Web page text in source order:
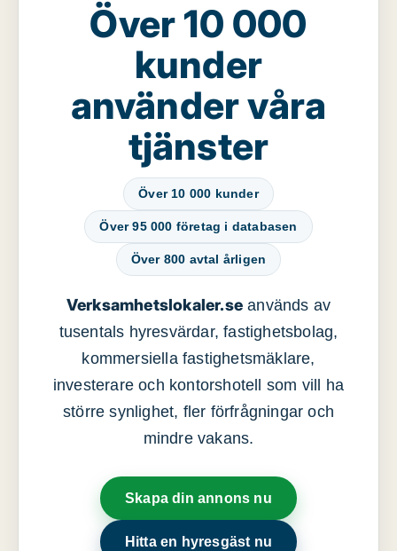
Över 10 000
kunder
använder våra
tjänster
Över 10 000 kunder
Över 95 000 företag i databasen
Över 800 avtal årligen
Verksamhetslokaler.se används av
tusentals hyresvärdar, fastighetsbolag,
kommersiella fastighetsmäklare,
investerare och kontorshotell som vill ha
större synlighet, fler förfrågningar och
mindre vakans.
Skapa din annons nu
Hitta en hyresgäst nu